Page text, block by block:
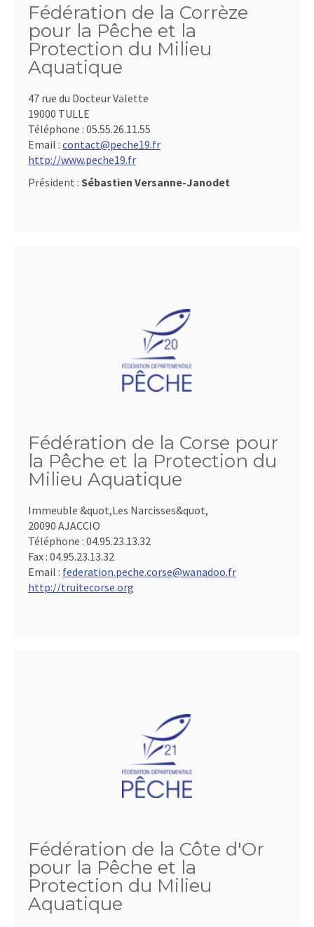
Fédération de la Corrèze
pour la Pêche et la
Protection du Milieu
Aquatique
47 rue du Docteur Valette
19000 TULLE
Téléphone : 05.55.26.11.55
Email : contact@peche19.fr
http://www.peche19.fr
Président : Sébastien Versanne-Janodet
Fédération de la Corse pour
la Pêche et la Protection du
Milieu Aquatique
Immeuble &quot,Les Narcisses&quot,
20090 AJACCIO
Téléphone : 04.95.23.13.32
Fax : 04.95.23.13.32
Email : federation.peche.corse@wanadoo.fr
http://truitecorse.org
Fédération de la Côte d'Or
pour la Pêche et la
Protection du Milieu
Aquatique